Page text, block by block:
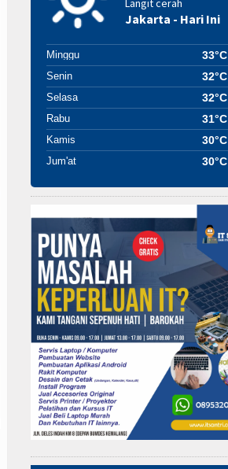
Langit cerah
Jakarta - Hari Ini
Minggu 33°C
Senin 32°C
Selasa 32°C
Rabu 31°C
Kamis 30°C
Jum'at 30°C